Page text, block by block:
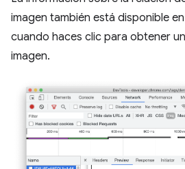
imagen también está disponible
cuando haces clic para obtener
imagen.